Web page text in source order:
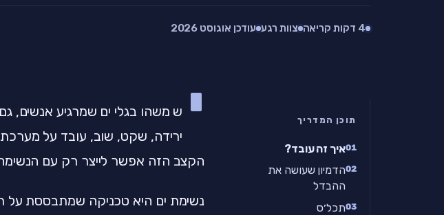
4 דקות קריאה צוות רגע עודכן אוגוסט 2026
תוכן המדריך
איך זה עובד?
הדמיון שעושה את
ההבדל
תכל׳ס
י ש משהו בגלי ים שמרגיע אנשים,
ירידה, שקט, שוב, עובד על
הקצב הזה אפשר לייצר רק עם
נשימת ים היא טכניקה שמתבססת על